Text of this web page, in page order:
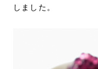
しました。